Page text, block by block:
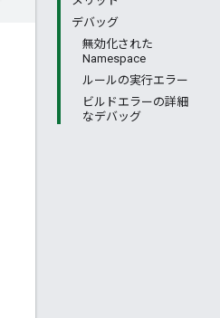
デバッグ
無効化された
Namespace
ルールの実行エラー
ビルドエラーの詳細
なデバッグ